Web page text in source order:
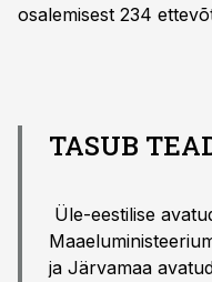
osalemisest 234
TASUB
Üle-eestilise
ja Järvamaa